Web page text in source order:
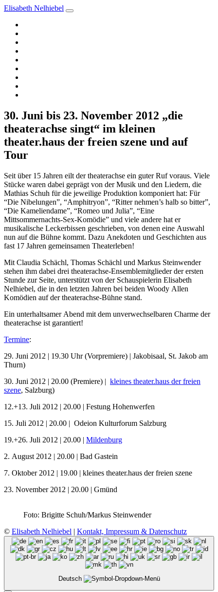
Elisabeth Nelhiebel
30. Juni bis 23. November 2012 „die
theaterachse singt“ im kleinen
theater.haus der freien szene und auf
Tour
Seit über 15 Jahren eilt der theaterachse ein guter Ruf voraus. Viele
Stücke waren dabei geprägt von der Musik und den Liedern, die
Mathias Schuh für die jeweilige Produktion komponiert hat: Für
“Die Nibelungen”, “Amphitryon”, “Ritter nehmen’s halb so bitter”,
“Die Kameliendame”, “Romeo und Julia”, “Eine
Mittsommernachts-Sex-Komödie” und viele andere hat er
musikalische Leckerbissen geschrieben, von denen eine Auswahl
nun auf die Bühne kommt. Dazu Anekdoten und Geschichten aus
fast 17 Jahren gemeinsamen Theaterleben!
Mit Claudia Schächl, Thomas Schächl und Markus Steinwender
stehen ihm dabei drei theaterachse-Ensemblemitglieder der ersten
Stunde zur Seite, unterstützt von der Schauspielerin Elisabeth
Nelhiebel, die in den letzten Jahren bei beiden Woody Allen
Komödien auf der theaterachse-Bühne stand.
Ein unterhaltsamer Abend mit dem unverwechselbaren Charme der
theaterachse ist garantiert!
Termine:
29. Juni 2012 | 19.30 Uhr (Vorpremiere) | Jakobisaal, St. Jakob am
Thurn)
30. Juni 2012 | 20.00 (Premiere) | kleines theater.haus der freien
szene, Salzburg)
12.+13. Juli 2012 | 20.00 | Festung Hohenwerfen
15. Juli 2012 | 20.00 | Odeion Kulturforum Salzburg
19.+26. Juli 2012 | 20.00 | Mildenburg
2. August 2012 | 20.00 | Bad Gastein
7. Oktober 2012 | 19.00 | kleines theater.haus der freien szene
23. November 2012 | 20.00 | Gmünd
Foto: Brigitte Schuh/Markus Steinwender
© Elisabeth Nelhiebel | Kontakt, Impressum & Datenschutz
Deutsch